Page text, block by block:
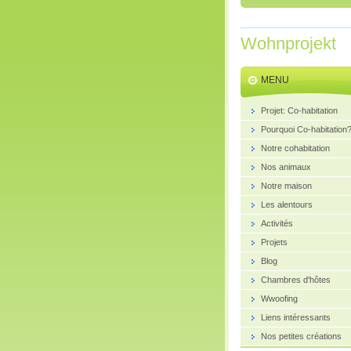
Wohnprojekt
MENU
Projet: Co-habitation
Pourquoi Co-habitation?
Notre cohabitation
Nos animaux
Notre maison
Les alentours
Activités
Projets
Blog
Chambres d'hôtes
Wwoofing
Liens intéressants
Nos petites créations